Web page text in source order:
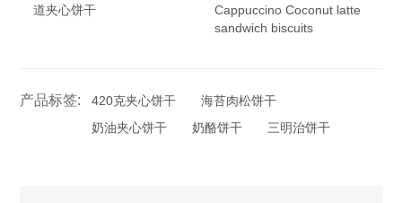
道夹心饼干
Cappuccino Coconut latte
sandwich biscuits
产品标签: 420克夹心饼干
海苔肉松饼干
奶油夹心饼干
奶酪饼干 三明治饼干